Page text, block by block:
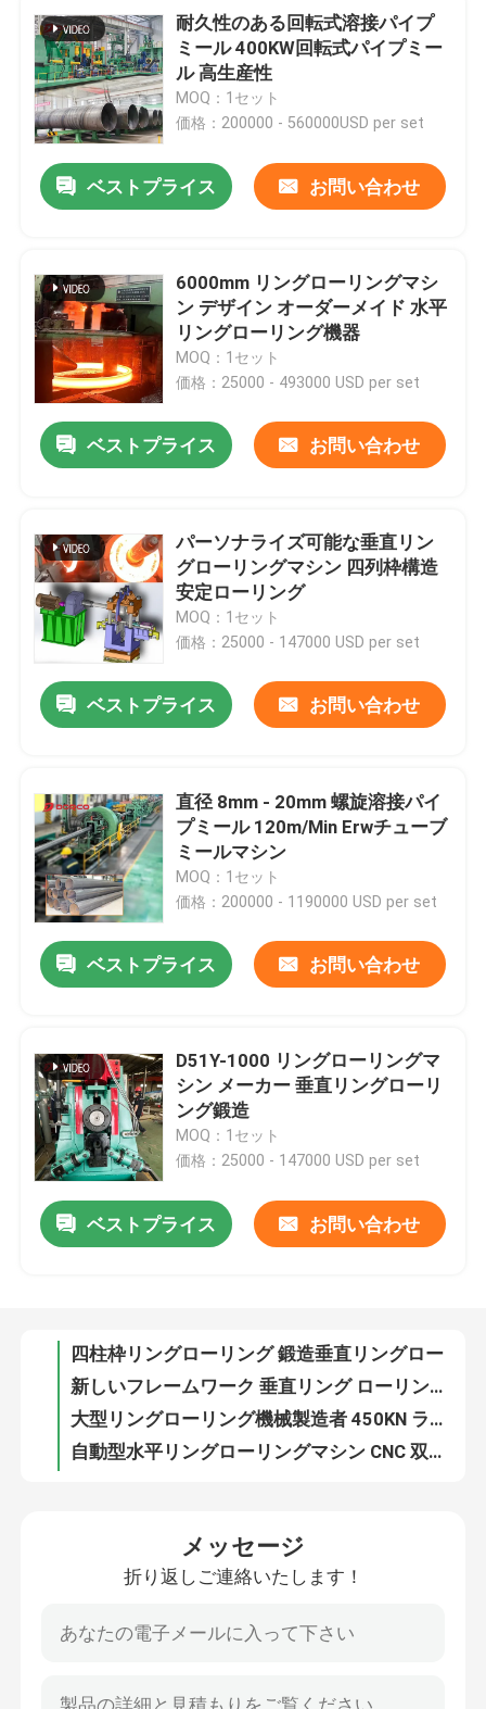
ホーム
製品
ビデオ
会社案内
品質管理
すべての場合
ブログ
耐久性のある回転式溶接パイプ
ミール 400KW回転式パイプミー
ル 高生産性
MOQ：1セット
価格：200000 - 560000USD per set
ベストプライス お問い合わせ
6000mm リングローリングマシ
ン デザイン オーダーメイド 水平
リングローリング機器
MOQ：1セット
価格：25000 - 493000 USD per set
ベストプライス お問い合わせ
パーソナライズ可能な垂直リン
グローリングマシン 四列枠構造
安定ローリング
MOQ：1セット
価格：25000 - 147000 USD per set
ベストプライス お問い合わせ
直径 8mm - 20mm 螺旋溶接パイ
プミール 120m/Min Erwチューブ
ミールマシン
MOQ：1セット
価格：200000 - 1190000 USD per set
ベストプライス お問い合わせ
D51Y-1000 リングローリングマ
シン メーカー 垂直リングローリ
ング鍛造
MOQ：1セット
価格：25000 - 147000 USD per set
ベストプライス お問い合わせ
強硬性リングローリングミール 高精度リングローリング鍛造
自動型水平リングローリングマシン CNC 双画面ディスプレイ
高精度リングローリング機械 400mm -1600mm リングローリング鍛造
CNC水平リングローリング 鍛造 高効率 高精度リングローリング機器
省エネ CNC リング ローリング マシン
メッセージ
折り返しご連絡いたします！